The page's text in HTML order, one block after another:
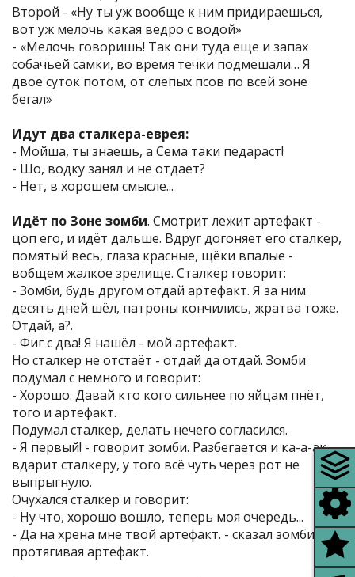
Второй - «Ну ты уж вообще к ним придираешься,
вот уж мелочь какая ведро с водой»
- «Мелочь говоришь! Так они туда еще и запах
собачьей самки, во время течки подмешали… Я
двое суток потом, от слепых псов по всей зоне
бегал»
Идут два сталкера-еврея:
- Мойша, ты знаешь, а Сема таки педараст!
- Шо, водку занял и не отдает?
- Нет, в хорошем смысле...
Идёт по Зоне зомби. Смотрит лежит артефакт -
цоп его, и идёт дальше. Вдруг догоняет его сталкер,
помятый весь, глаза красные, щёки впалые -
вобщем жалкое зрелище. Сталкер говорит:
- Зомби, будь другом отдай артефакт. Я за ним
десять дней шёл, патроны кончились, жратва тоже.
Отдай, а?.
- Фиг с два! Я нашёл - мой артефакт.
Но сталкер не отстаёт - отдай да отдай. Зомби
подумал с немного и говорит:
- Хорошо. Давай кто кого сильнее по яйцам пнёт,
того и артефакт.
Подумал сталкер, делать нечего согласился.
- Я первый! - говорит зомби. Разбегается и ка-а-ак
вдарит сталкеру, у того всё чуть через рот не
выпрыгнуло.
Очухался сталкер и говорит:
- Ну что, хорошо вошло, теперь моя очередь...
- Да на хрена мне твой артефакт. - сказал зомби,
протягивая артефакт.